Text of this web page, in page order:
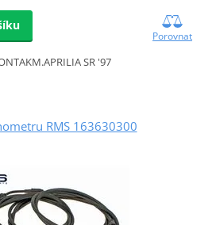
Porovnat
SR '97
RMS 163630300